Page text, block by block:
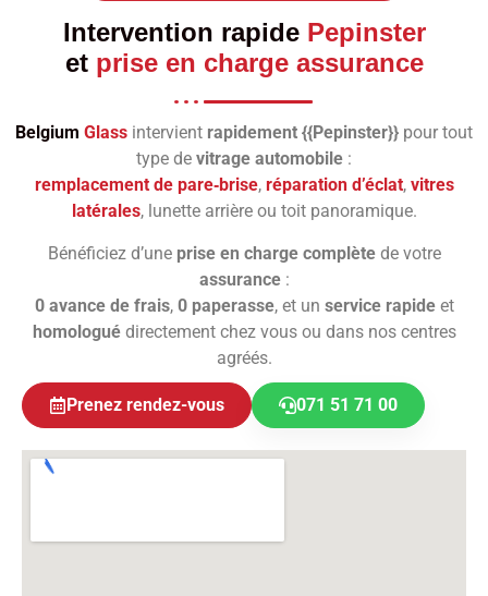
Intervention rapide Pepinster
et prise en charge assurance
Belgium Glass intervient rapidement {{Pepinster}} pour tout
type de vitrage automobile :
remplacement de pare‑brise, réparation d’éclat, vitres
latérales, lunette arrière ou toit panoramique.
Bénéficiez d’une prise en charge complètede votre
assurance:
0 avance de frais, 0 paperasse, et un service rapideet
homologuédirectement chez vous ou dans nos centres
agréés.
Prenez rendez-vous 071 51 71 00